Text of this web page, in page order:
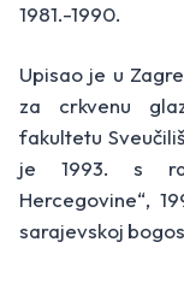
1981.-1990.
Upisao je u
za crkvenu
fakultetu
je 1993. s
Hercegovine“,
sarajevskoj